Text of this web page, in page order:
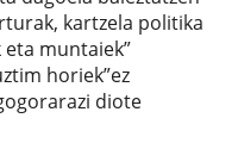
kartzela politika
muntaiek”
horiek”ez
diote